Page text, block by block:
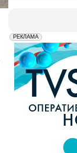
erid: LdtCK5udn
РЕКЛАМА
АО "ГАТР", ИНН: